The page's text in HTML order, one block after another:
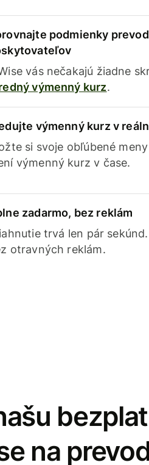
podmienky
vás nečakajú žiadne
výmenný kurz.
výmenný kurz v
si svoje obľúbené
výmenný kurz v čase.
zadarmo, bez reklám
trvá len pár
otravných reklám.
na